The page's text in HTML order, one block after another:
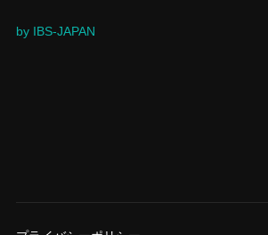
by IBS-JAPAN